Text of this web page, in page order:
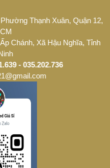
Thạnh Xuân, Quận 12,
Chánh, Xã Hậu Nghĩa, Tỉnh
- 035.202.736